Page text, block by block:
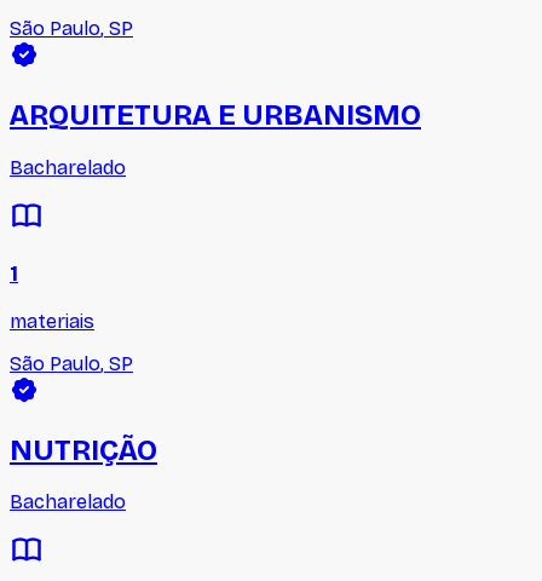
São Paulo, SP
ARQUITETURA E URBANISMO
Bacharelado
1
materiais
São Paulo, SP
NUTRIÇÃO
Bacharelado